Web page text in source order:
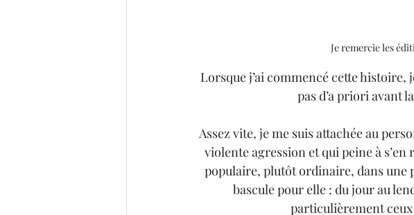
Je remercie les
Lorsque j’ai commencé cette histoire,
pas d’a priori avant
Assez vite, je me suis attachée au
violente agression et qui peine à
populaire, plutôt ordinaire, dans une
bascule pour elle : du jour au
particulièrement ceux